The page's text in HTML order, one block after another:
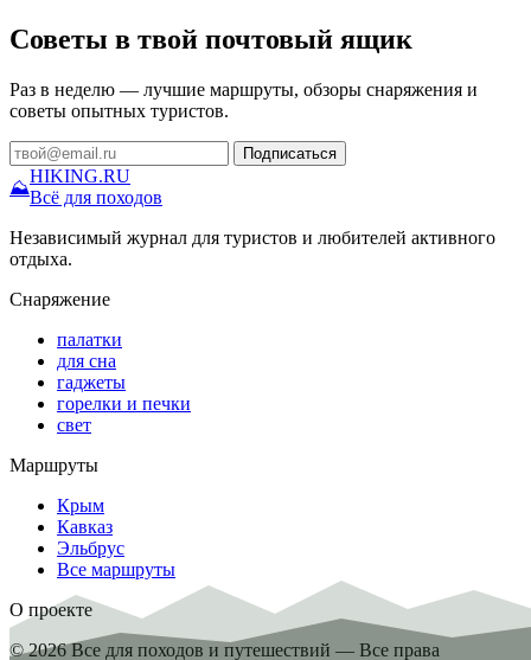
Советы в твой почтовый ящик
Раз в неделю — лучшие маршруты, обзоры снаряжения и
советы опытных туристов.
Подписаться
⛰
HIKING.RU
Всё для походов
Независимый журнал для туристов и любителей активного
отдыха.
Снаряжение
палатки
для сна
гаджеты
горелки и печки
свет
Маршруты
Крым
Кавказ
Эльбрус
Все маршруты
О проекте
© 2026 Все для походов и путешествий — Все права